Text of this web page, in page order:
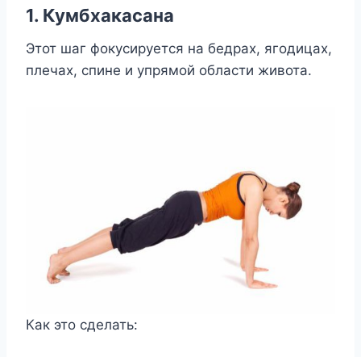
1. Кумбхакасана
Этот шаг фокусируется на бедрах, ягодицах,
плечах, спине и упрямой области живота.
Как это сделать: